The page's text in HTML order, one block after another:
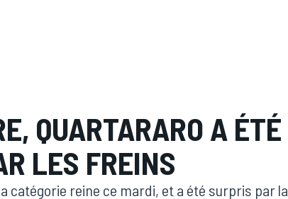
QUARTARARO A ÉTÉ
LES FREINS
catégorie reine ce mardi, et a été surpris par la